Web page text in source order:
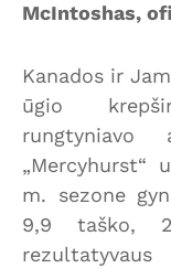
McIntoshas,
Kanados ir
ūgio
rungtyniavo
„Mercyhurst“
m. sezone
9,9 taško,